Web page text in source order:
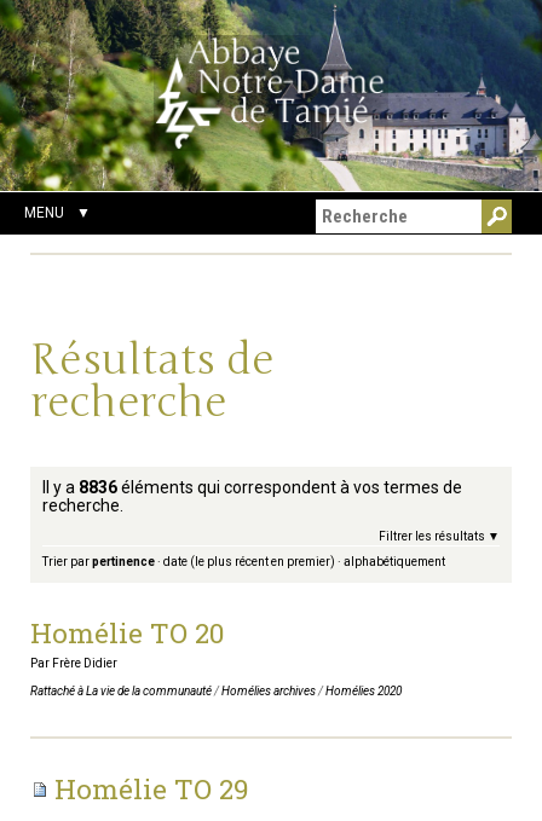
Aller
au
contenu.
|
Aller
à
la
navigation
Outils
personnels
Chercher par
Recherche
avancée…
MENU
Résultats de
recherche
Il y a 8836éléments qui correspondent à vos termes de
recherche.
Filtrer les résultats
Trier parpertinence· date (le plus récent en premier) · alphabétiquement
Homélie TO 20
Par Frère Didier
Rattaché àLa vie de la communauté/Homélies archives/Homélies 2020
Homélie TO 29